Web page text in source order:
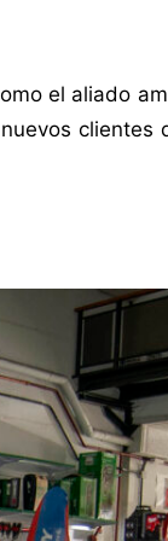
el aliado
clientes